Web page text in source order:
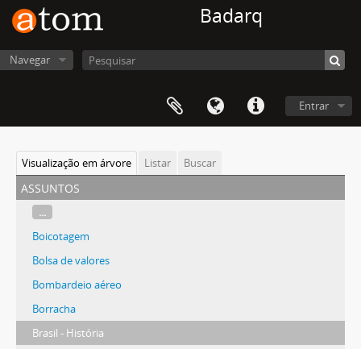
Badarq
Navegar
Entrar
Visualização em árvore Listar Buscar
assuntos
...
Boicotagem
Bolsa de valores
Bombardeio aéreo
Borracha
Brasil - História